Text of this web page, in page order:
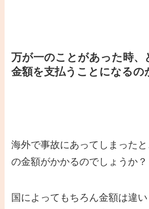
万が一のことがあった時、
金額を支払うことになるの
海外で事故にあってしまった
の金額がかかるのでしょうか？
国によってもちろん金額は違